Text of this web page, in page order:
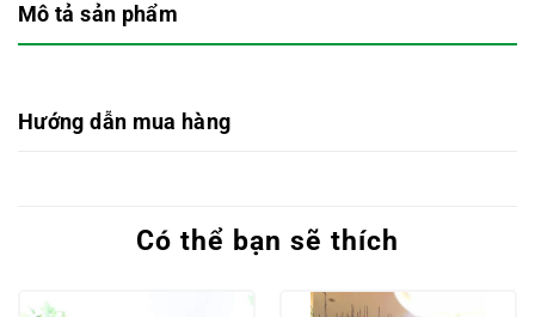
Mô tả sản phẩm
Hướng dẫn mua hàng
Có thể bạn sẽ thích